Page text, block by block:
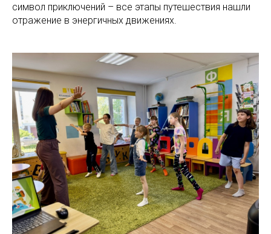
символ приключений – все этапы путешествия нашли
отражение в энергичных движениях.